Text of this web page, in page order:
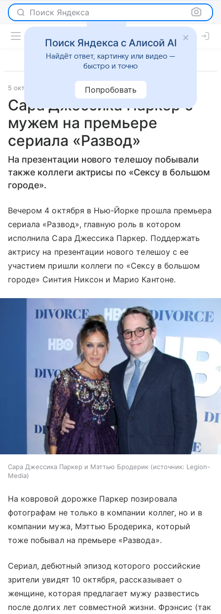
Поиск Яндекса
5 октября 2016 Светская жизнь
Сара Джессика Паркер с
мужем на премьере
сериала «Развод»
На презентации нового телешоу побывали
также коллеги актрисы по «Сексу в большом
городе».
Вечером 4 октября в Нью-Йорке прошла премьера
сериала «Развод», главную роль в котором
исполнила Сара Джессика Паркер. Поддержать
актрису на презентации нового телешоу с ее
участием пришли коллеги по «Сексу в большом
городе» Синтия Никсон и Марио Кантоне.
Сара Джессика Паркер и Мэттью Бродерик источник: Legion-
Media
На ковровой дорожке Паркер позировала
фотографам не только в компании коллег, но и в
компании мужа, Мэттью Бродерика, который
тоже побывал на премьере «Развода».
Сериал, дебютный эпизод которого российские
зрители увидят 10 октября, рассказывает о
женщине, которая предлагает мужу развестись
после долгих лет совместной жизни. Фрэнсис (так
Поиск Яндекса с Алисой AI
Найдёт ответ, картинку или видео —
быстро и точно
Попробовать